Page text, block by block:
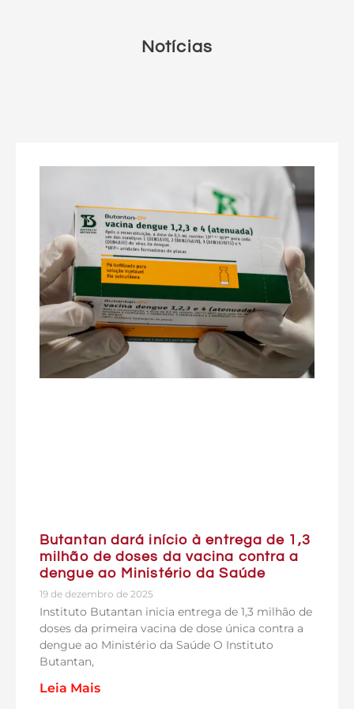
Notícias
Butantan dará início à entrega de 1,3
milhão de doses da vacina contra a
dengue ao Ministério da Saúde
19 de dezembro de 2025
Instituto Butantan inicia entrega de 1,3 milhão de
doses da primeira vacina de dose única contra a
dengue ao Ministério da Saúde O Instituto
Butantan,
Leia Mais